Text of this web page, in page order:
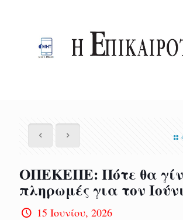
ΟΠΕΚΕΠΕ: Πότε θα
πληρωμές για τον
15 Ιουνίου, 2026